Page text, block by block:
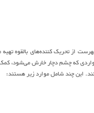
تحریک کننده‌های بالقوه تهیه
که چشم دچار خارش می‌شود،
این چند شامل موارد زیر هستند: